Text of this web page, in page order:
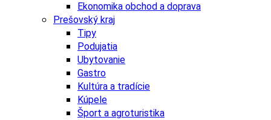
Ekonomika obchod a doprava
Prešovský kraj
Tipy
Podujatia
Ubytovanie
Gastro
Kultúra a tradície
Kúpele
Šport a agroturistika